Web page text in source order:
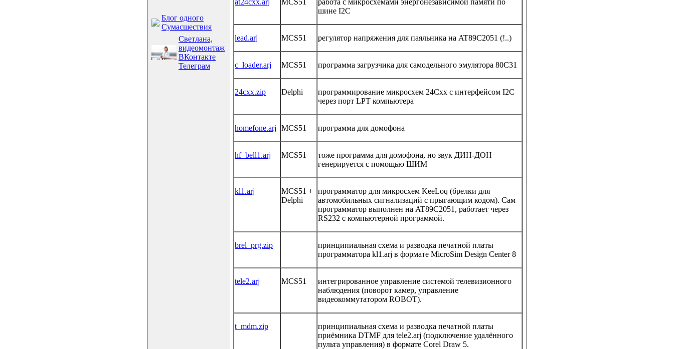
Блог одного
Сумасшествия
Светлана,
видеомонтаж
ВКонтакте
Телеграм
at24cxx.arj MCS51
работа с микросхемами энергонезависимой памяти по
шине I2C
lead.arj MCS51 регулятор напряжения для паяльника на AT89C2051 (!..)
c_loader.arj MCS51 программа загрузчика для самодельного эмулятора 80C31
24cxx.zip Delphi
программирование микросхем 24Cxx с интерфейсом I2C
через порт LPT компьютера
homefone.arj MCS51 программа для домофона
hf_bell1.arj MCS51
тоже программа для домофона, но звук ДИН-ДОН
генерируется с помощью ШИМ
kl1.arj
MCS51 +
Delphi
программатор для микросхем KeeLoq (брелки для
автомобильных сигнализаций с прыгающим кодом). Сам
программатор выполнен на AT89C2051, работает через
RS232 с компьютерной программой.
brel_prg.zip
принципиальная схема и разводка печатной платы
программатора kl1.arj в формате MicroSim Design Center 8
tele2.arj MCS51
интегрированное управление системой телевизионного
наблюдения (поворот камер, управление
видеокоммутатором ROBOT).
t_mdm.zip
принципиальная схема и разводка печатной платы
приёмника DTMF для tele2.arj (подключение удалённого
пульта управления) в формате Corel Draw 5.